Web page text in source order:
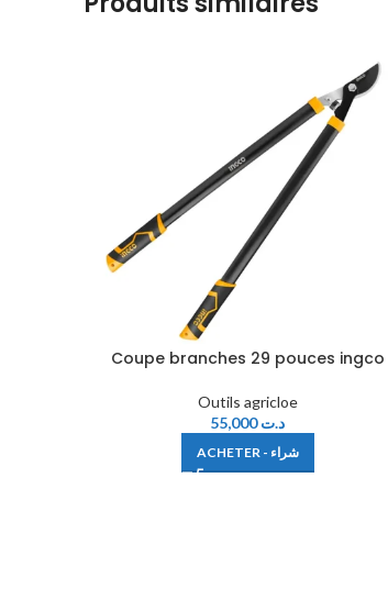
Coupe branches 29 pouces ingco
Outils agricloe
د.ت55,000
ACHETER - شراء